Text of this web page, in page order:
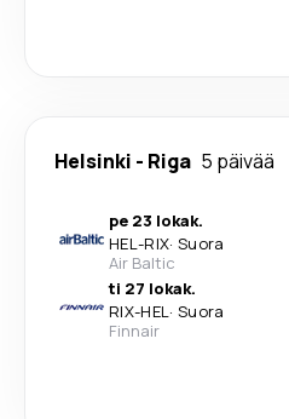
Helsinki - Riga 5 päivää
pe 23 lokak.
HEL-RIX· Suora
Air Baltic
ti 27 lokak.
RIX-HEL· Suora
Finnair